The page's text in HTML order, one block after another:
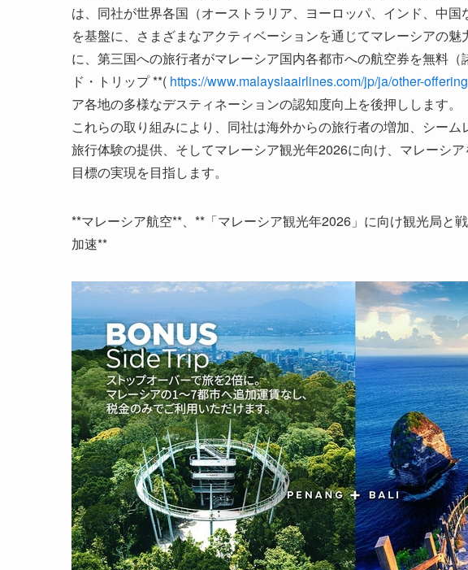
は、同社が世界各国（オーストラリア、ヨーロッパ、インド、中
を基盤に、さまざまなアクティベーションを通じてマレーシアの
に、第三国への旅行者がマレーシア国内各都市への航空券を無料
ド・トリップ **( https://www.malaysiaairlines.com/jp/ja/other-
ア各地の多様なデスティネーションの認知度向上を後押しします。
これらの取り組みにより、同社は海外からの旅行者の増加、シー
旅行体験の提供、そしてマレーシア観光年2026に向け、マレーシ
目標の実現を目指します。
**マレーシア航空**、**「マレーシア観光年2026」に向け観光局と
加速**